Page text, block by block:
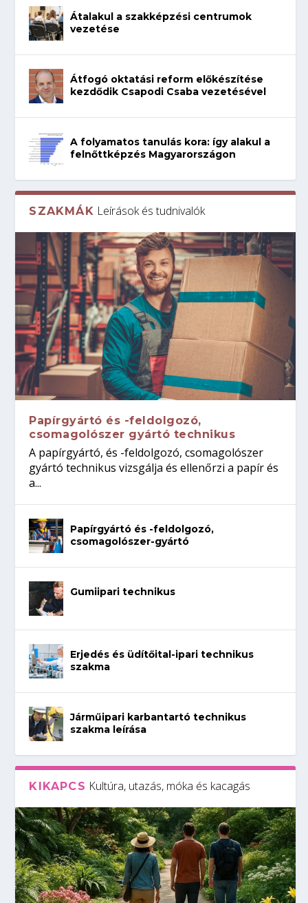
Átalakul a szakképzési centrumok
vezetése
Átfogó oktatási reform előkészítése
kezdődik Csapodi Csaba vezetésével
A folyamatos tanulás kora: így alakul a
felnőttképzés Magyarországon
SZAKMÁK Leírások és tudnivalók
Papírgyártó és -feldolgozó,
csomagolószer gyártó technikus
A papírgyártó, és -feldolgozó, csomagolószer
gyártó technikus vizsgálja és ellenőrzi a papír és
a...
Papírgyártó és -feldolgozó,
csomagolószer-gyártó
Gumiipari technikus
Erjedés és üdítőital-ipari technikus
szakma
Járműipari karbantartó technikus
szakma leírása
KIKAPCS Kultúra, utazás, móka és kacagás